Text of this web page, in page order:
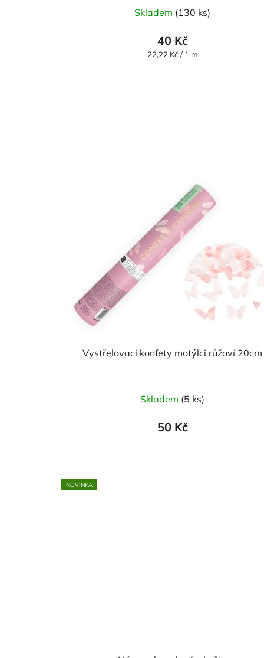
Skladem (130 ks)
40 Kč
Měrná
22,22 Kč / 1 m
Vystřelovací konfety motýlci růžoví 20cm
Skladem (5 ks)
50 Kč
NOVINKA